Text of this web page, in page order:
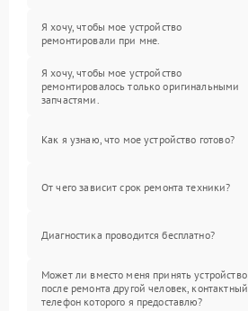
Я хочу, чтобы мое устройство
ремонтировали при мне.
Я хочу, чтобы мое устройство
ремонтировалось только оригинальными
запчастями.
Как я узнаю, что мое устройство готово?
От чего зависит срок ремонта техники?
Диагностика проводится бесплатно?
Может ли вместо меня принять устройство
после ремонта другой человек, контактный
телефон которого я предоставлю?